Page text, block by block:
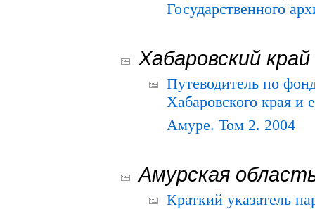
Государственного
Хабаровский край
Путеводитель по
Хабаровского края и
Амуре. Том 2. 2004
Амурская
Краткий указатель